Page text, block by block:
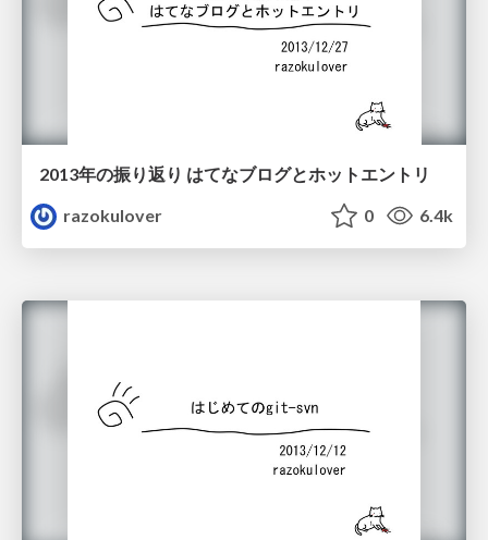
2013年の振り返り はてなブログとホットエントリ
razokulover
0 6.4k